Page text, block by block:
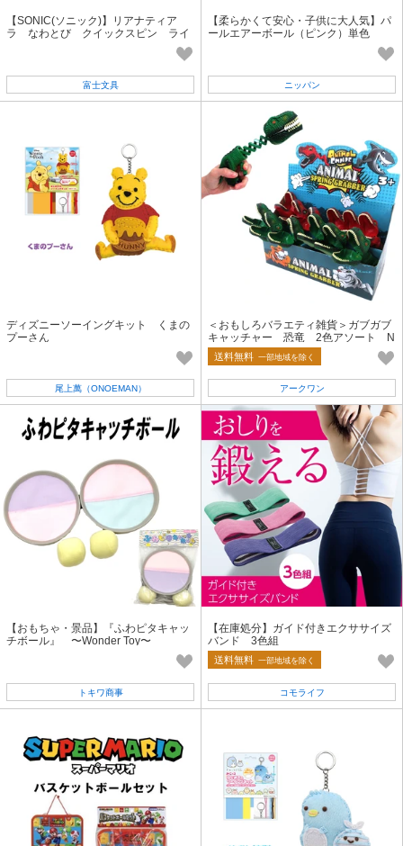
【SONIC(ソニック)】リアナティア
ラ なわとび クイックスピン ライ
富士文具
【柔らかくて安心・子供に大人気】パ
ールエアーボール（ピンク）単色
ニッパン
ディズニーソーイングキット くまの
プーさん
尾上萬（ONOEMAN）
＜おもしろバラエティ雑貨＞ガブガブ
キャッチャー 恐竜 2色アソート N
o.206-181
送料無料 一部地域を除く
アークワン
【おもちゃ・景品】『ふわピタキャッ
チボール』 〜Wonder Toy〜
トキワ商事
【在庫処分】ガイド付きエクササイズ
バンド 3色組
送料無料 一部地域を除く
コモライフ